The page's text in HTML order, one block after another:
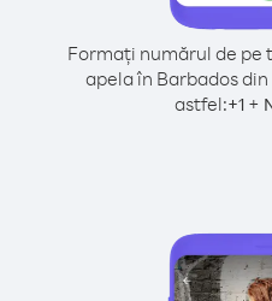
Formați numărul de pe
apela în Barbados
astfel:+1 +